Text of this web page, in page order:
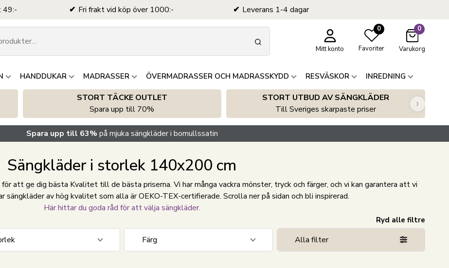
49:- Fri frakt vid köp över 1000:- Leverans 1-4 dagar
Mitt konto
0
Favoriter
0
Varukorg
HANDDUKAR MADRASSER ÖVERMADRASSER OCH MADRASSKYDD RESVÄSKOR INREDNING
STORT TÄCKE OUTLET
Spara upp till 70%
STORT UTBUD AV SÄNGKLÄDER
Till Sveriges skarpaste priser
›
Spara upp till 63% på mjuka sängkläder i bomullssatin
Sängkläder i storlek 140x200 cm
att ge dig bästa Kvalitet till de bästa priserna. Vi har många vackra mönster, tryck och färger, och vi kan garantera att vi
sängkläder av hög kvalitet som alla är OEKO-TEX-certifierade. Scrolla ner på sidan och bli inspirerad.
Här hittar du goda råd för att välja sängkläder.
Ryd alle filtre
Färg
Alla filter